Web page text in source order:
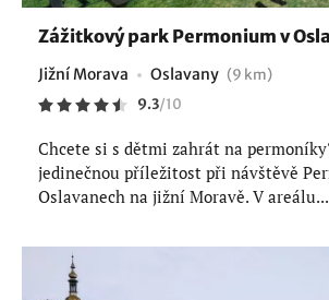
Zážitkový park Permonium v
Jižní Morava Oslavany (9 km)
9.3/10
Chcete si s dětmi zahrát na
jedinečnou příležitost při návštěvě
Oslavanech na jižní Moravě. V areálu...